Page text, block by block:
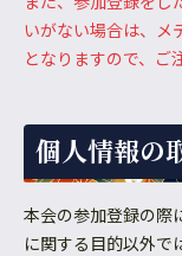
いがない場合は、メ
となりますので、ご
個人情報の
本会の参加登録の際
に関する目的以外で